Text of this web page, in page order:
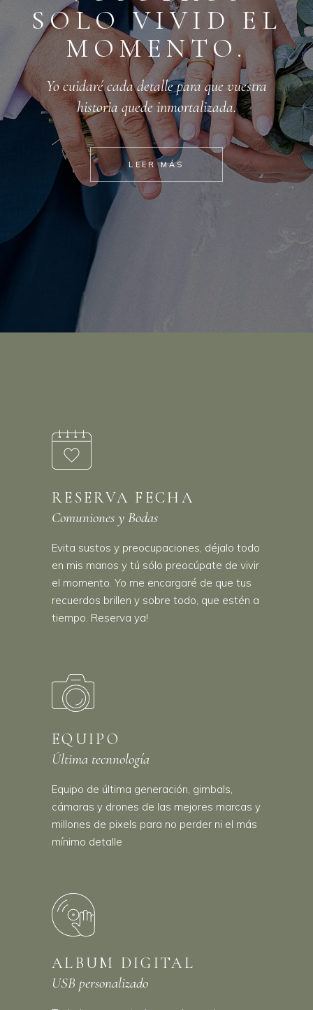
SOLO VIVID EL
MOMENTO.
Yo cuidaré cada detalle para que vuestra
historia quede inmortalizada.
LEER MÁS
RESERVA FECHA
Comuniones y Bodas
Evita sustos y preocupaciones, déjalo todo
en mis manos y tú sólo preocúpate de vivir
el momento. Yo me encargaré de que tus
recuerdos brillen y sobre todo, que estén a
tiempo. Reserva ya!
EQUIPO
Última tecnnología
Equipo de última generación, gimbals,
cámaras y drones de las mejores marcas y
millones de pixels para no perder ni el más
mínimo detalle
ALBUM DIGITAL
USB personalizado